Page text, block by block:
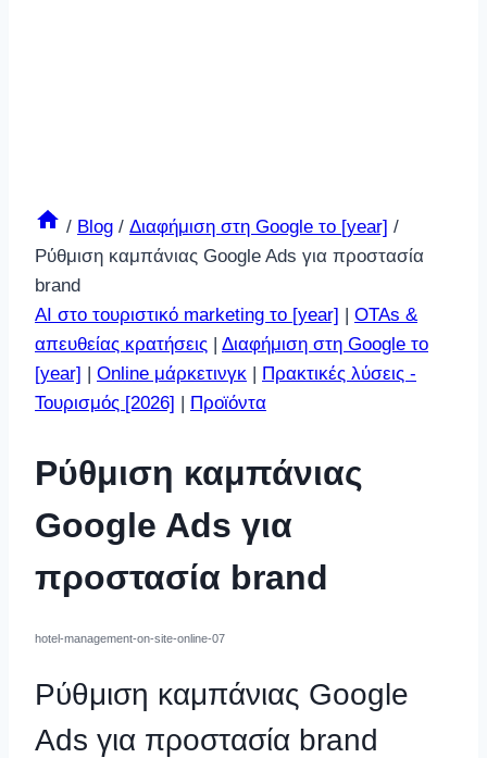
/ Blog / Διαφήμιση στη Google το [year] /
Ρύθμιση καμπάνιας Google Ads για προστασία
brand
AI στο τουριστικό marketing το [year]
OTAs &
απευθείας κρατήσεις
Διαφήμιση στη Google το
[year]
Οnline μάρκετινγκ
Πρακτικές λύσεις -
Τουρισμός [2026]
Προϊόντα
Ρύθμιση καμπάνιας
Google Ads για
προστασία brand
hotel-management-on-site-online-07
Ρύθμιση καμπάνιας Google
Ads για προστασία brand